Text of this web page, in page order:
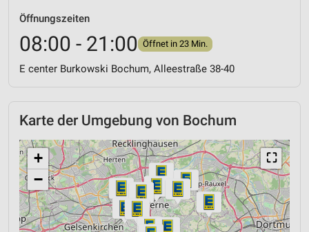
Öffnungszeiten
08:00 - 21:00 Öffnet in 23 Min.
E center Burkowski Bochum, Alleestraße 38-40
Karte der Umgebung von Bochum
⛶
+
−